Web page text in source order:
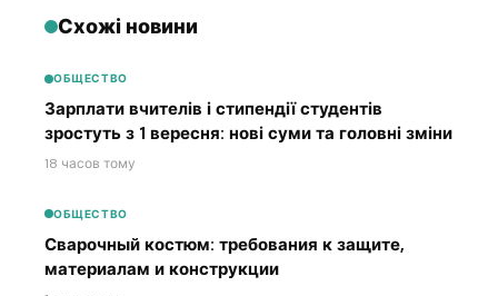
Схожі новини
ОБЩЕСТВО
Зарплати вчителів і стипендії студентів
зростуть з 1 вересня: нові суми та головні зміни
18 часов тому
ОБЩЕСТВО
Сварочный костюм: требования к защите,
материалам и конструкции